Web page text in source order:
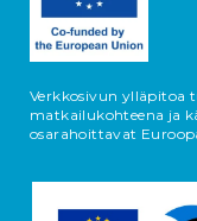
Verkkosivun ylläpitoa
matkailukohteena ja
osarahoittavat